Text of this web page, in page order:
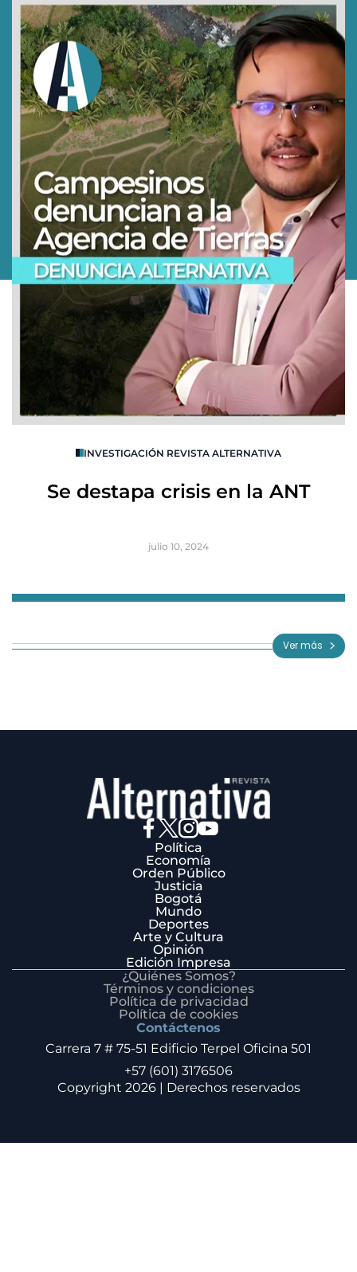
INVESTIGACIÓN REVISTA ALTERNATIVA
Se destapa crisis en la ANT
julio 10, 2024
3
Ver más
Política
Economía
Orden Público
Justicia
Bogotá
Mundo
Deportes
Arte y Cultura
Opinión
Edición Impresa
¿Quiénes Somos?
Términos y condiciones
Política de privacidad
Política de cookies
Contáctenos
Carrera 7 # 75-51 Edificio Terpel Oficina 501
+57 (601) 3176506
Copyright 2026 | Derechos reservados